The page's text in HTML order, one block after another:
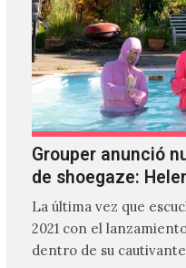
Grouper anunció
de shoegaze:
La última vez que
2021 con el
dentro de su